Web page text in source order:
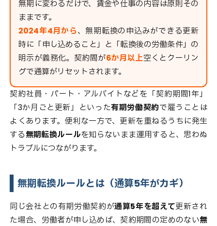
無期に変わるだけで、賃金や仕事の内容は原則その
ままです。
2024年4月から、無期転換の申込みができる更新
時に「申し込めること」と「転換後の労働条件」の
明示が義務化。契約間が6か月以上空くとクーリン
グで通算がリセットされます。
契約社員・パート・アルバイトなどを「契約期間1年」
「3か月ごと更新」といった有期労働契約で雇うことは
よくあります。便利な一方で、更新を重ねるうちに発生
する無期転換ルールを知らないまま運用すると、思わぬ
トラブルにつながります。
無期転換ルールとは（通算5年がカギ）
同じ会社との有期労働契約が通算5年を超えて更新され
た場合、労働者が申し込めば、契約期間の定めのない無